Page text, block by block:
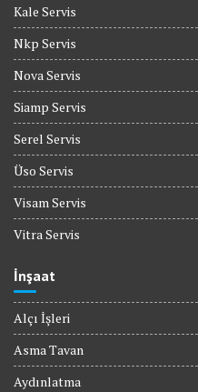
Kale Servis
Nkp Servis
Nova Servis
Siamp Servis
Serel Servis
Üso Servis
Visam Servis
Vitra Servis
İnşaat
Alçı İşleri
Asma Tavan
Aydınlatma